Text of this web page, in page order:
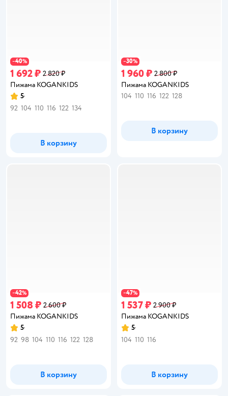
−40%
1 692 ₽ 2 820 ₽
Пижама KOGANKIDS
Рейтинг:
5
92 104 110 116 122 134
В корзину
−30%
1 960 ₽ 2 800 ₽
Пижама KOGANKIDS
104 110 116 122 128
В корзину
−42%
1 508 ₽ 2 600 ₽
Пижама KOGANKIDS
Рейтинг:
5
92 98 104 110 116 122 128
В корзину
−47%
1 537 ₽ 2 900 ₽
Пижама KOGANKIDS
Рейтинг:
5
104 110 116
В корзину